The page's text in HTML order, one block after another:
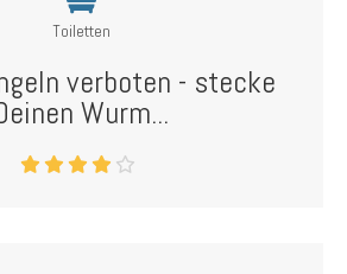
Toiletten
verboten - stecke
Wurm...